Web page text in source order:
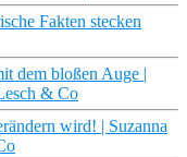
Fakten stecken
dem bloßen Auge |
& Co
wird! | Suzanna